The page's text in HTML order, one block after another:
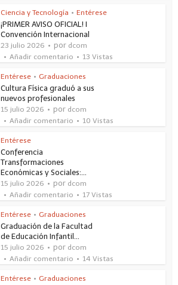
Ciencia y Tecnología • Entérese
¡PRIMER AVISO OFICIAL! I
Convención Internacional
23 julio 2026 por dcom
Añadir comentario
13 Vistas
Entérese • Graduaciones
Cultura Física graduó a sus
nuevos profesionales
15 julio 2026 por dcom
Añadir comentario
10 Vistas
Entérese
Conferencia
Transformaciones
Económicas y Sociales:...
15 julio 2026 por dcom
Añadir comentario
17 Vistas
Entérese • Graduaciones
Graduación de la Facultad
de Educación Infantil...
15 julio 2026 por dcom
Añadir comentario
14 Vistas
Entérese • Graduaciones